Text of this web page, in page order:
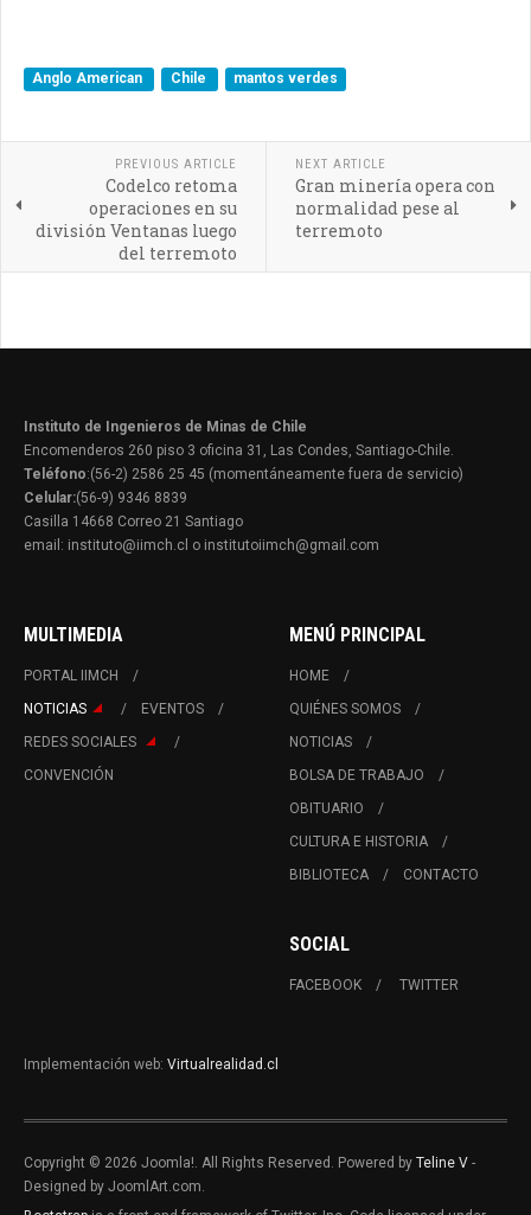
Anglo American Chile mantos verdes
PREVIOUS ARTICLE
Codelco retoma
operaciones en su
división Ventanas luego
del terremoto
NEXT ARTICLE
Gran minería opera con
normalidad pese al
terremoto
Instituto de Ingenieros de Minas de Chile
Encomenderos 260 piso 3 oficina 31, Las Condes, Santiago-Chile.
Teléfono:(56-2) 2586 25 45 (momentáneamente fuera de servicio)
Celular:(56-9) 9346 8839
Casilla 14668 Correo 21 Santiago
email: instituto@iimch.cl o institutoiimch@gmail.com
MULTIMEDIA
PORTAL IIMCH
NOTICIAS
EVENTOS
REDES SOCIALES
CONVENCIÓN
MENÚ PRINCIPAL
HOME
QUIÉNES SOMOS
NOTICIAS
BOLSA DE TRABAJO
OBITUARIO
CULTURA E HISTORIA
BIBLIOTECA
CONTACTO
SOCIAL
FACEBOOK TWITTER
Implementación web: Virtualrealidad.cl
Copyright © 2026 Joomla!. All Rights Reserved. Powered by Teline V -
Designed by JoomlArt.com.